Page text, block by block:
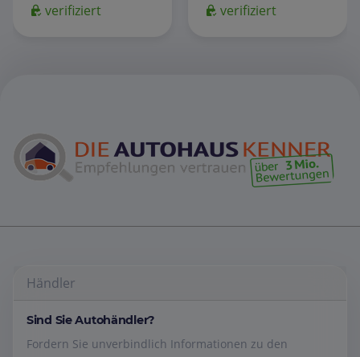
verifiziert verifiziert
Händler
Sind Sie Autohändler?
Fordern Sie unverbindlich Informationen zu den